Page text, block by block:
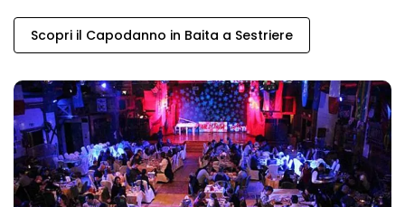
Scopri il Capodanno in Baita a Sestriere